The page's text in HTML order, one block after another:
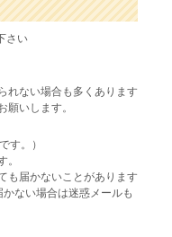
さい
れない場合も多くあります
いします。
す。）
も届かないことがあります
ない場合は迷惑メールも